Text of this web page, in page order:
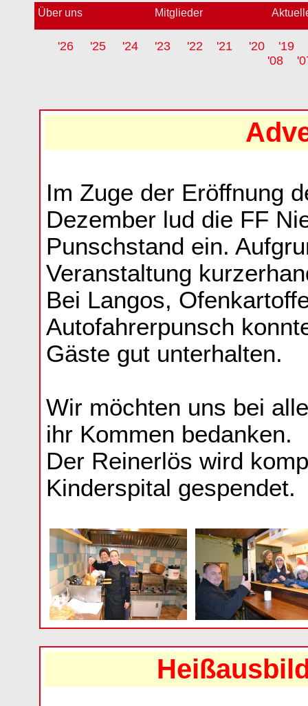
Über uns Mitglieder
'26 '25 '24 '23 '22 '21 '20
'19
'08
Im Zuge der Eröffnung
Dezember lud die FF
Punschstand ein.
Veranstaltung
Bei Langos,
Autofahrerpunsch
Gäste gut unterhalten.
Wir möchten uns bei
ihr Kommen bedanken.
Der Reinerlös wird
Kinderspital gespendet.